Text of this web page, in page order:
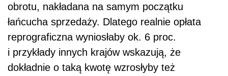
wypada, decydują ułamki procenta w cenie,
ponieważ jest to rynek piekielnie
konkurencyjny. Trzeba też zauważyć, że
w Polsce ta opłata byłaby cztery razy wyższa
niż w Niemczech, gdzie wynosi ona 1 proc., na